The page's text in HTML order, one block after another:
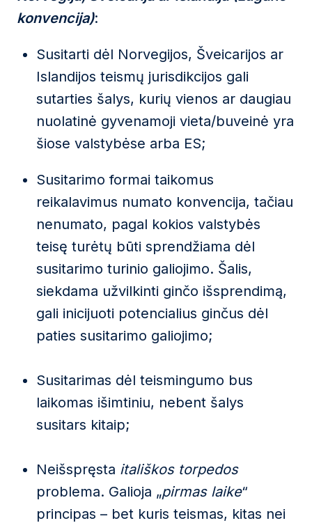
konvencija):
Susitarti dėl Norvegijos, Šveicarijos ar
Islandijos teismų jurisdikcijos gali
sutarties šalys, kurių vienos ar daugiau
nuolatinė gyvenamoji vieta/buveinė yra
šiose valstybėse arba ES;
Susitarimo formai taikomus
reikalavimus numato konvencija, tačiau
nenumato, pagal kokios valstybės
teisę turėtų būti sprendžiama dėl
susitarimo turinio galiojimo. Šalis,
siekdama užvilkinti ginčo išsprendimą,
gali inicijuoti potencialius ginčus dėl
paties susitarimo galiojimo;
Susitarimas dėl teismingumo bus
laikomas išimtiniu, nebent šalys
susitars kitaip;
Neišspręsta itališkos torpedos
problema. Galioja „pirmas laike“
principas – bet kuris teismas, kitas nei